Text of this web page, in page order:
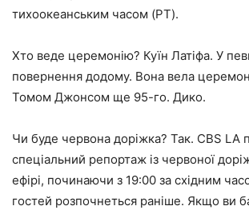
тихоокеанським часом (PT).
Хто веде церемонію? Куїн Латіфа. У
повернення додому. Вона вела
Томом Джонсом ще 95-го. Дико.
Чи буде червона доріжка? Так. CBS LA
спеціальний репортаж із червоної
ефірі, починаючи з 19:00 за східним
гостей розпочнеться раніше. Якщо ви